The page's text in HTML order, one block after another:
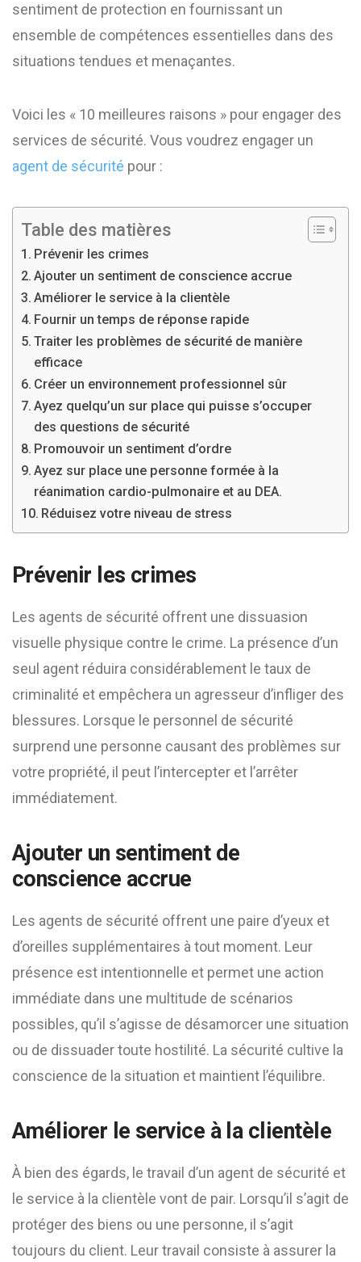
sentiment de protection en fournissant un
ensemble de compétences essentielles dans des
situations tendues et menaçantes.
Voici les « 10 meilleures raisons » pour engager des
services de sécurité. Vous voudrez engager un
agent de sécurité pour :
Table des matières
Prévenir les crimes
Ajouter un sentiment de conscience accrue
Améliorer le service à la clientèle
Fournir un temps de réponse rapide
Traiter les problèmes de sécurité de manière
efficace
Créer un environnement professionnel sûr
Ayez quelqu’un sur place qui puisse s’occuper
des questions de sécurité
Promouvoir un sentiment d’ordre
Ayez sur place une personne formée à la
réanimation cardio-pulmonaire et au DEA.
Réduisez votre niveau de stress
Prévenir les crimes
Les agents de sécurité offrent une dissuasion
visuelle physique contre le crime. La présence d’un
seul agent réduira considérablement le taux de
criminalité et empêchera un agresseur d’infliger des
blessures. Lorsque le personnel de sécurité
surprend une personne causant des problèmes sur
votre propriété, il peut l’intercepter et l’arrêter
immédiatement.
Ajouter un sentiment de
conscience accrue
Les agents de sécurité offrent une paire d’yeux et
d’oreilles supplémentaires à tout moment. Leur
présence est intentionnelle et permet une action
immédiate dans une multitude de scénarios
possibles, qu’il s’agisse de désamorcer une situation
ou de dissuader toute hostilité. La sécurité cultive la
conscience de la situation et maintient l’équilibre.
Améliorer le service à la clientèle
À bien des égards, le travail d’un agent de sécurité et
le service à la clientèle vont de pair. Lorsqu’il s’agit de
protéger des biens ou une personne, il s’agit
toujours du client. Leur travail consiste à assurer la